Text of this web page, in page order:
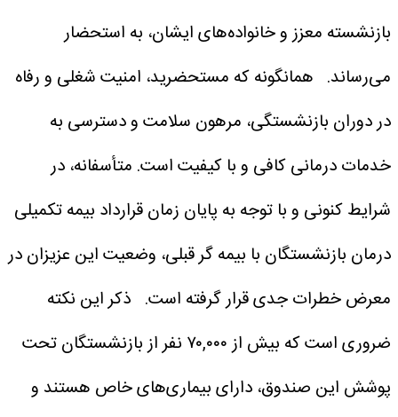
بازنشسته معزز و خانواده‌های ایشان، به استحضار
می‌رساند. همانگونه که مستحضرید، امنیت شغلی و رفاه
در دوران بازنشستگی، مرهون سلامت و دسترسی به
خدمات درمانی کافی و با کیفیت است. متأسفانه، در
شرایط کنونی و با توجه به پایان زمان قرارداد بیمه تکمیلی
درمان بازنشستگان با بیمه گر قبلی، وضعیت این عزیزان در
معرض خطرات جدی قرار گرفته است. ذکر این نکته
ضروری است که بیش از ۷۰,۰۰۰ نفر از بازنشستگان تحت
پوشش این صندوق، دارای بیماری‌های خاص هستند و